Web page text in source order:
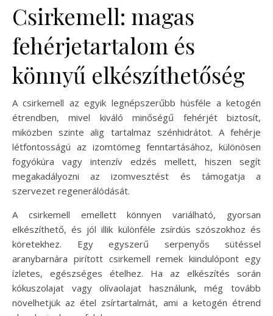
Csirkemell: magas
fehérjetartalom és
könnyű elkészíthetőség
A csirkemell az egyik legnépszerűbb húsféle a ketogén
étrendben, mivel kiváló minőségű fehérjét biztosít,
miközben szinte alig tartalmaz szénhidrátot. A fehérje
létfontosságú az izomtömeg fenntartásához, különösen
fogyókúra vagy intenzív edzés mellett, hiszen segít
megakadályozni az izomvesztést és támogatja a
szervezet regenerálódását.
A csirkemell emellett könnyen variálható, gyorsan
elkészíthető, és jól illik különféle zsírdús szószokhoz és
köretekhez. Egy egyszerű serpenyős sütéssel
aranybarnára pirított csirkemell remek kiindulópont egy
ízletes, egészséges ételhez. Ha az elkészítés során
kókuszolajat vagy olívaolajat használunk, még tovább
növelhetjük az étel zsírtartalmát, ami a ketogén étrend